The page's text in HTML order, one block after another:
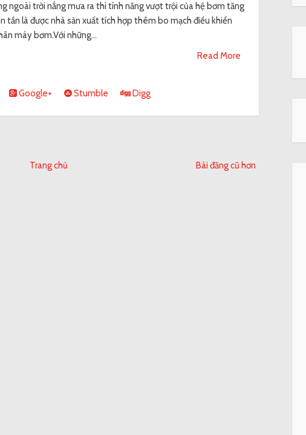
ngoài trời nắng mưa ra thì tính năng vượt trội của hệ bơm tăng
tần là được nhà sản xuất tích hợp thêm bo mạch điều khiển
máy bơm.Với những...
Read More
Google+ Stumble Digg
Bài đăng cũ hơn
Trang chủ